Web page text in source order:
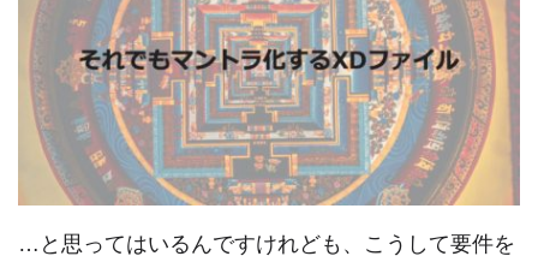
…と思ってはいるんですけれども、こうして要件を